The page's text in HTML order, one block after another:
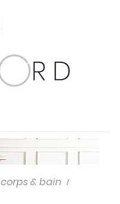
corps & bain